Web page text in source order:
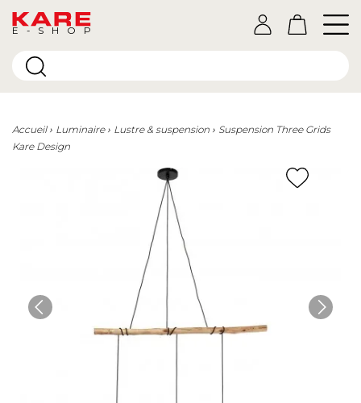
E-SHOP
Accueil Luminaire Lustre & suspension
Suspension Three Grids
Kare Design